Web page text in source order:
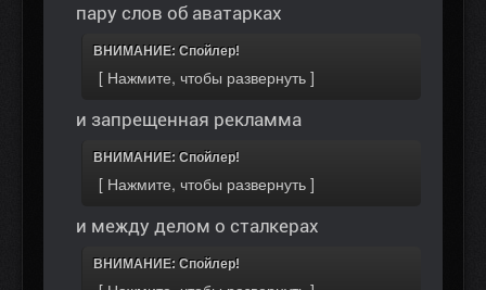
пару слов об аватарках
ВНИМАНИЕ: Спойлер!
и запрещенная рекламма
ВНИМАНИЕ: Спойлер!
и между делом о сталкерах
ВНИМАНИЕ: Спойлер!